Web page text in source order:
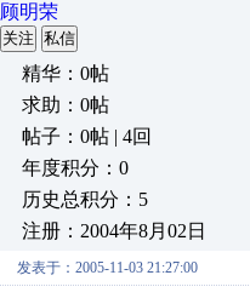
顾明荣
关注 私信
精华：0帖
求助：0帖
帖子：0帖 | 4回
年度积分：0
历史总积分：5
注册：2004年8月02日
发表于：2005-11-03 21:27:00